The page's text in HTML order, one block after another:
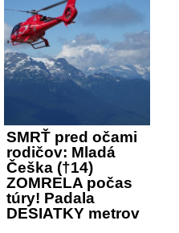
SMRŤ pred očami
rodičov: Mladá
Češka (†14)
ZOMRELA počas
túry! Padala
DESIATKY metrov